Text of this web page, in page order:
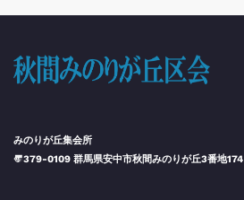
みのりが丘集会所
〠379-0109 群馬県安中市秋間みのりが丘3番地174